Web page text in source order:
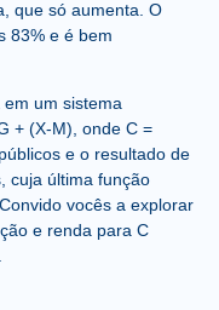
que só aumenta. O
83% e é bem
um sistema
+ (X-M), onde C =
e o resultado de
cuja última função
vocês a explorar
e renda para C